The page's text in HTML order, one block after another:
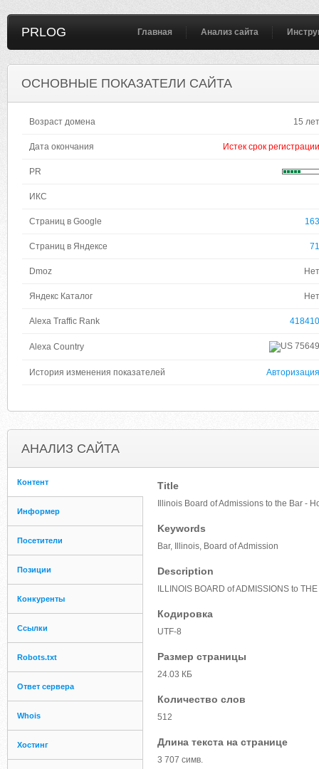
PRLOG Главная Анализ сайта
ОСНОВНЫЕ ПОКАЗАТЕЛИ САЙТА
Возраст домена 15 лет
Дата окончания Истек срок регистрации
PR
ИКС
Страниц в Google 163
Страниц в Яндексе 71
Dmoz Нет
Яндекс Каталог Нет
Alexa Traffic Rank 418410
Alexa Country 75649
История изменения показателей Авторизация
АНАЛИЗ САЙТА
Контент
Информер
Посетители
Позиции
Конкуренты
Ссылки
Robots.txt
Ответ сервера
Whois
Хостинг
Title
Illinois Board of Admissions to the Bar -
Keywords
Bar, Illinois, Board of Admission
Description
ILLINOIS BOARD of ADMISSIONS to
Кодировка
UTF-8
Размер страницы
24.03 КБ
Количество слов
512
Длина текста на странице
3 707 симв.